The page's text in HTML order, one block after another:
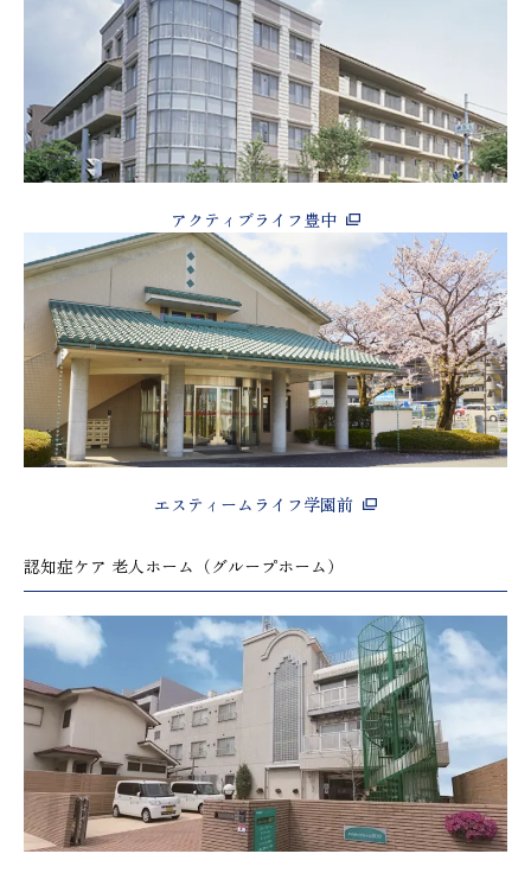
アクティブライフ豊中
エスティームライフ学園前
認知症ケア 老人ホーム（グループホーム）